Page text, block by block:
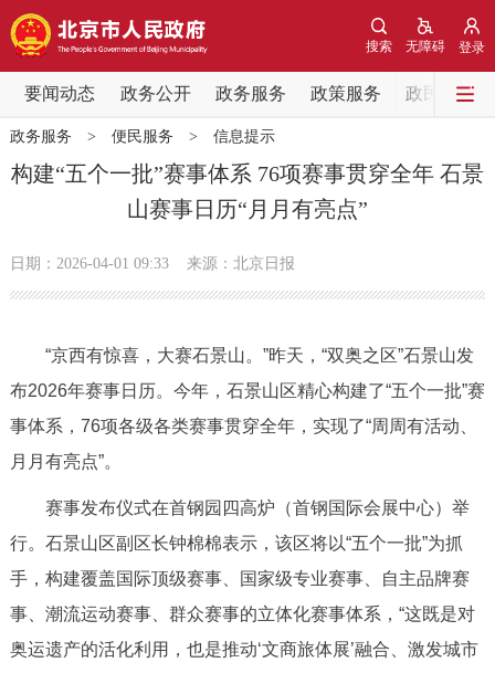
登录
无障碍
搜索
要闻动态 政务公开 政务服务 政策服务 政民互动
要闻动态
党中央精神 国务院信息
会议信息
市领导 机构职能 政策服务
政策兑现
决策公开
政务服务
政务服务 > 便民服务 > 信息提示
构建“五个一批”赛事体系 76项赛事贯穿全年 石景
山赛事日历“月月有亮点”
日期：2026-04-01 09:33 来源：北京日报
“京西有惊喜，大赛石景山。”昨天，“双奥之区”石景山发
布2026年赛事日历。今年，石景山区精心构建了“五个一批”赛
事体系，76项各级各类赛事贯穿全年，实现了“周周有活动、
月月有亮点”。
赛事发布仪式在首钢园四高炉（首钢国际会展中心）举
行。石景山区副区长钟棉棉表示，该区将以“五个一批”为抓
手，构建覆盖国际顶级赛事、国家级专业赛事、自主品牌赛
事、潮流运动赛事、群众赛事的立体化赛事体系，“这既是对
奥运遗产的活化利用，也是推动‘文商旅体展’融合、激发城市